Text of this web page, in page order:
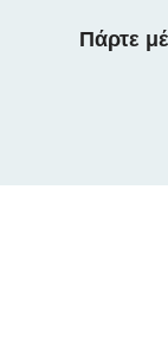
Πάρτε